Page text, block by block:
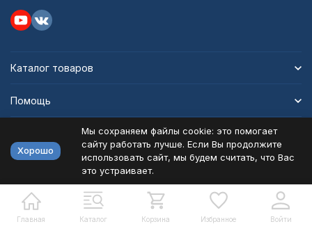
Главная Каталог Корзина Избранное Войти
Каталог товаров
Помощь
Политика персональных данных
Разработано в bodysite.ru
Хорошо
Мы сохраняем файлы cookie: это помогает
сайту работать лучше. Если Вы продолжите
использовать сайт, мы будем считать, что Вас
это устраивает.